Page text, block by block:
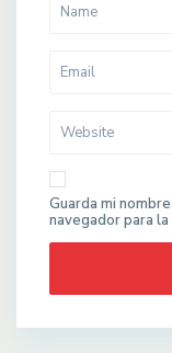
Guarda mi
navegador para